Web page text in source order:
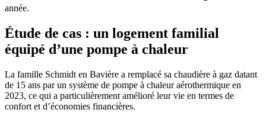
année.
Étude de cas : un logement familial
équipé d’une pompe à chaleur
La famille Schmidt en Bavière a remplacé sa chaudière à gaz datant
de 15 ans par un système de pompe à chaleur aérothermique en
2023, ce qui a particulièrement amélioré leur vie en termes de
confort et d’économies financières.